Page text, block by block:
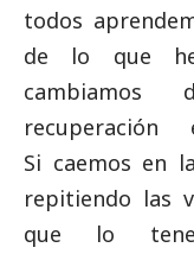
todos
de lo que
cambiamos
Si caemos en
repitiendo las
que lo